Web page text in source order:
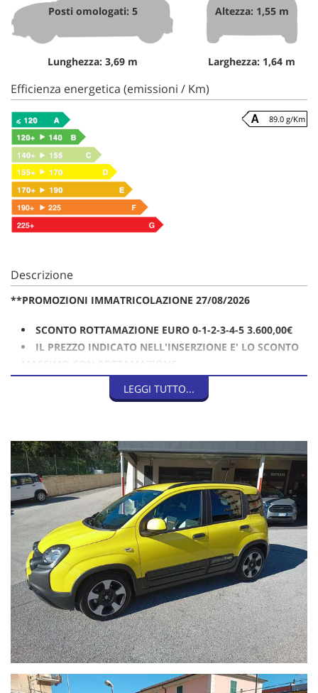
Posti omologati: 5
Lunghezza: 3,69 m
Altezza: 1,55 m
Larghezza: 1,64 m
Efficienza energetica (emissioni / Km)
89.0 g/Km
Descrizione
**PROMOZIONI IMMATRICOLAZIONE 27/08/2026
SCONTO ROTTAMAZIONE EURO 0-1-2-3-4-5 3.600,00€
IL PREZZO INDICATO NELL'INSERZIONE E' LO SCONTO
CLIMATIZZATORE MANUALE
ESP
VIVAVOCE BLUETOOTH
SCHERMO TOUCH SCREEN 7 POLLICI
APPLE CAR PLAY/ ANDROID AUTO
BARRE RAILS
FENDINEBBIA
SEDILE REGOLABILE IN ALTEZZA
SPECCHIETTI ELETTRICI
VETRI OSCURATI
SENSORE LUCE
SENSORE PIOGGIA
SENSORI PARCHEGGIO POSTERIORI
RICONOSCIMENTO SEGNALETICA STRADALE
CRUIS CONTROL
ASSISTENZA ALLA FRENATA
LEGGI TUTTO...